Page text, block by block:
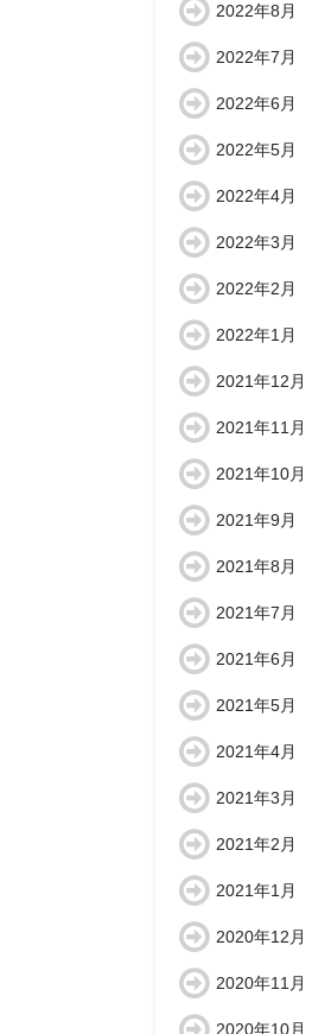
2022年8月
2022年7月
2022年6月
2022年5月
2022年4月
2022年3月
2022年2月
2022年1月
2021年12月
2021年11月
2021年10月
2021年9月
2021年8月
2021年7月
2021年6月
2021年5月
2021年4月
2021年3月
2021年2月
2021年1月
2020年12月
2020年11月
2020年10月